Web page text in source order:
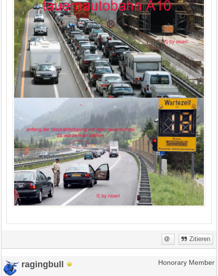
Zitieren
ragingbull Honorary Member